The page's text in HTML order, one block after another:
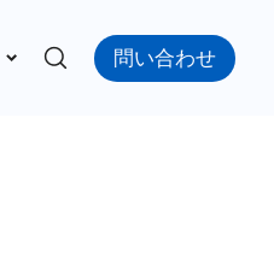
問い合わせ